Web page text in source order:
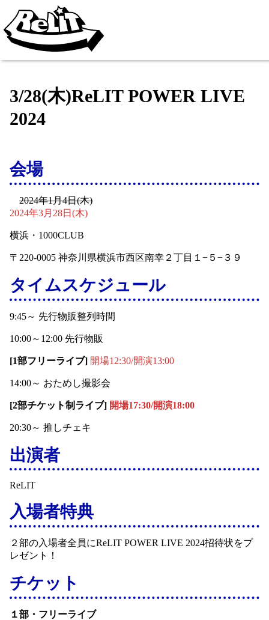
3/28(木)ReLIT POWER LIVE
2024
会場
2024年1月4日(木)
2024年3月28日(木)
横浜・1000CLUB
〒220-0005 神奈川県横浜市西区南幸２丁目１−５−３９
タイムスケジュール
9:45～ 先行物販整列時間
10:00～12:00 先行物販
[1部フリーライブ] 開場12:30/開演13:00
14:00～ おためし撮影会
[2部チケット制ライブ] 開場17:30/開演18:00
20:30～ 推しチェキ
出演者
ReLIT
入場者特典
２部の入場者全員にReLIT POWER LIVE 2024招待状をプ
レゼント！
チケット
１部・フリーライブ